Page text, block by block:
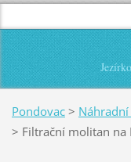
Pondovac >
> Filtrační molitan na